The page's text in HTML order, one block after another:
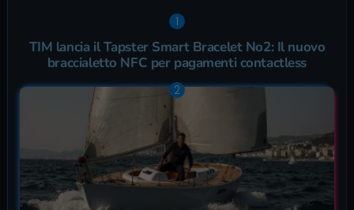
TIM lancia il Tapster Smart Bracelet No2: Il nuovo
braccialetto NFC per pagamenti contactless